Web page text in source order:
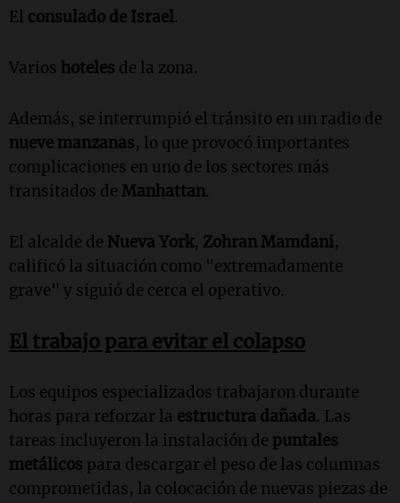
El consulado de Israel.
Varios hoteles de la zona.
Además, se interrumpió el tránsito en un radio de
nueve manzanas, lo que provocó importantes
complicaciones en uno de los sectores más
transitados de Manhattan.
El alcalde de Nueva York, Zohran Mamdani,
calificó la situación como "extremadamente
grave" y siguió de cerca el operativo.
El trabajo para evitar el colapso
Los equipos especializados trabajaron durante
horas para reforzar la estructura dañada. Las
tareas incluyeron la instalación de puntales
metálicos para descargar el peso de las columnas
comprometidas, la colocación de nuevas piezas de